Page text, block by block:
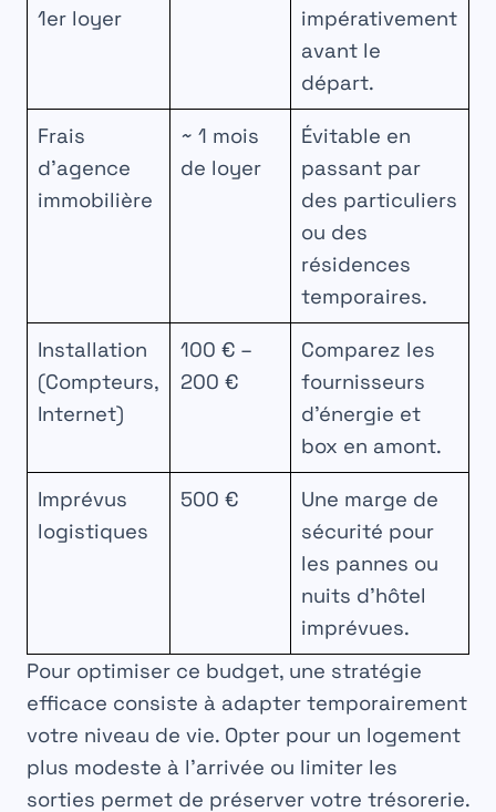
1er loyer
impérativement
avant le
départ.
Frais
d’agence
immobilière
~ 1 mois
de loyer
Évitable en
passant par
des particuliers
ou des
résidences
temporaires.
Installation
(Compteurs,
Internet)
100 € –
200 €
Comparez les
fournisseurs
d’énergie et
box en amont.
Imprévus
logistiques
500 €
Une marge de
sécurité pour
les pannes ou
nuits d’hôtel
imprévues.
Pour optimiser ce budget, une stratégie
efficace consiste à adapter temporairement
votre niveau de vie. Opter pour un logement
plus modeste à l’arrivée ou limiter les
sorties permet de préserver votre trésorerie.